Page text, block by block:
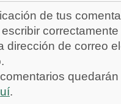
de tus
dirección de correo
.